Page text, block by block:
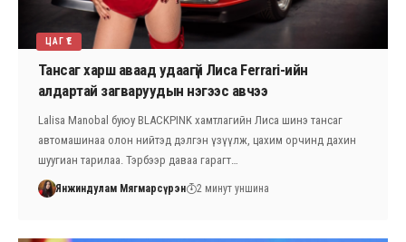
ЦАГ ҮЕ
Тансаг харш аваад удаагүй Лиса Ferrari-ийн
алдартай загваруудын нэгээс авчээ
Lalisa Manobal буюу BLACKPINK хамтлагийн Лиса шинэ тансаг
автомашинаа олон нийтэд дэлгэн үзүүлж, цахим орчинд дахин
шуугиан тарилаа. Тэрбээр даваа гарагт…
Янжиндулам Мягмарсүрэн 2 минут уншина